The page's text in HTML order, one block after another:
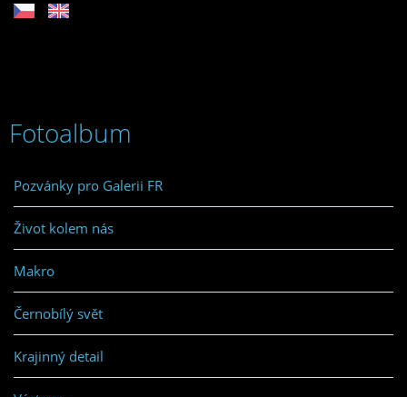
Fotoalbum
Pozvánky pro Galerii FR
Život kolem nás
Makro
Černobílý svět
Krajinný detail